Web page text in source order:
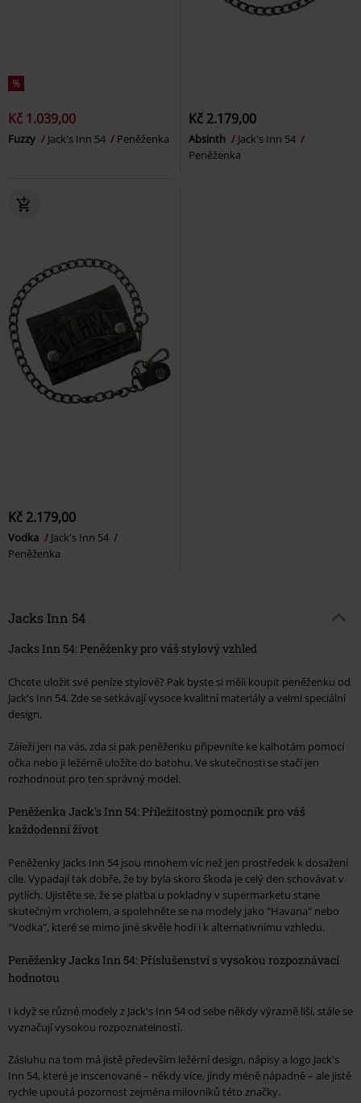
%
Kč 1.039,00
Fuzzy Jack's Inn 54 Peněženka
Kč 2.179,00
Absinth
Jack's Inn 54
Peněženka
Kč 2.179,00
Vodka
Jack's Inn 54
Peněženka
Jacks Inn 54
Jacks Inn 54: Peněženky pro váš stylový vzhled
Chcete uložit své peníze stylově? Pak byste si měli koupit peněženku od
Jack's Inn 54. Zde se setkávají vysoce kvalitní materiály a velmi speciální
design.
Záleží jen na vás, zda si pak peněženku připevníte ke kalhotám pomocí
očka nebo ji ležérně uložíte do batohu. Ve skutečnosti se stačí jen
rozhodnout pro ten správný model.
Peněženka Jack's Inn 54: Příležitostný pomocník pro váš
každodenní život
Peněženky Jacks Inn 54 jsou mnohem víc než jen prostředek k dosažení
cíle. Vypadají tak dobře, že by byla skoro škoda je celý den schovávat v
pytlích. Ujistěte se, že se platba u pokladny v supermarketu stane
skutečným vrcholem, a spolehněte se na modely jako "Havana" nebo
"Vodka", které se mimo jiné skvěle hodí i k alternativnímu vzhledu.
Peněženky Jacks Inn 54: Příslušenství s vysokou rozpoznávací
hodnotou
I když se různé modely z Jack's Inn 54 od sebe někdy výrazně liší, stále se
vyznačují vysokou rozpoznatelností.
Zásluhu na tom má jistě především ležérní design, nápisy a logo Jack's
Inn 54, které je inscenované – někdy více, jindy méně nápadně – ale jistě
rychle upoutá pozornost zejména milovníků této značky.